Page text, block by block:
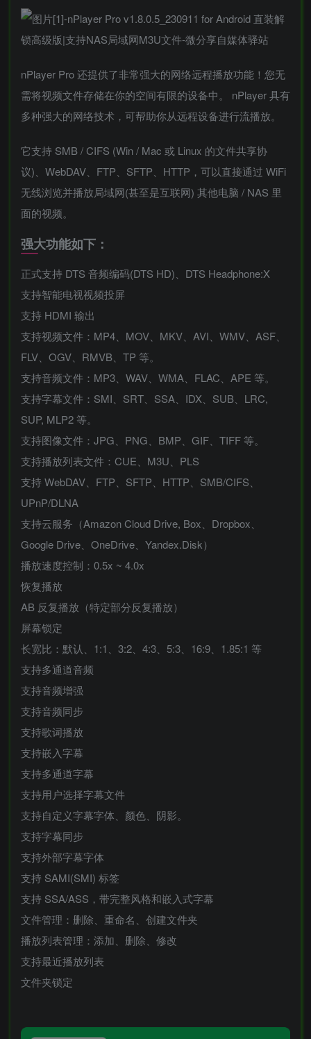
nPlayer Pro 还提供了非常强大的网络远程播放功能！您无
需将视频文件存储在你的空间有限的设备中。 nPlayer 具有
多种强大的网络技术，可帮助你从远程设备进行流播放。
它支持 SMB / CIFS (Win / Mac 或 Linux 的文件共享协
议)、WebDAV、FTP、SFTP、HTTP，可以直接通过 WiFi
无线浏览并播放局域网(甚至是互联网) 其他电脑 / NAS 里
面的视频。
强大功能如下：
正式支持 DTS 音频编码(DTS HD)、DTS Headphone:X
支持智能电视视频投屏
支持 HDMI 输出
支持视频文件：MP4、MOV、MKV、AVI、WMV、ASF、
FLV、OGV、RMVB、TP 等。
支持音频文件：MP3、WAV、WMA、FLAC、APE 等。
支持字幕文件：SMI、SRT、SSA、IDX、SUB、LRC,
SUP, MLP2 等。
支持图像文件：JPG、PNG、BMP、GIF、TIFF 等。
支持播放列表文件：CUE、M3U、PLS
支持 WebDAV、FTP、SFTP、HTTP、SMB/CIFS、
UPnP/DLNA
支持云服务（Amazon Cloud Drive, Box、Dropbox、
Google Drive、OneDrive、Yandex.Disk）
播放速度控制：0.5x ~ 4.0x
恢复播放
AB 反复播放（特定部分反复播放）
屏幕锁定
长宽比：默认、1:1、3:2、4:3、5:3、16:9、1.85:1 等
支持多通道音频
支持音频增强
支持音频同步
支持歌词播放
支持嵌入字幕
支持多通道字幕
支持用户选择字幕文件
支持自定义字幕字体、颜色、阴影。
支持字幕同步
支持外部字幕字体
支持 SAMI(SMI) 标签
支持 SSA/ASS，带完整风格和嵌入式字幕
文件管理：删除、重命名、创建文件夹
播放列表管理：添加、删除、修改
支持最近播放列表
文件夹锁定